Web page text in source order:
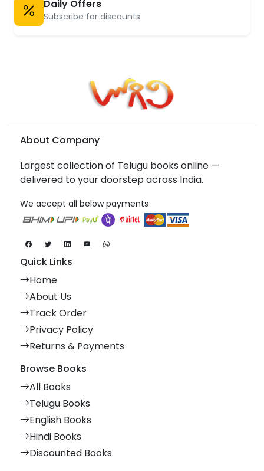
Daily Offers
Subscribe for discounts
About Company
Largest collection of Telugu books online —
delivered to your doorstep across India.
We accept all below payments
Quick Links
Home
About Us
Track Order
Privacy Policy
Returns & Payments
Browse Books
All Books
Telugu Books
English Books
Hindi Books
Discounted Books